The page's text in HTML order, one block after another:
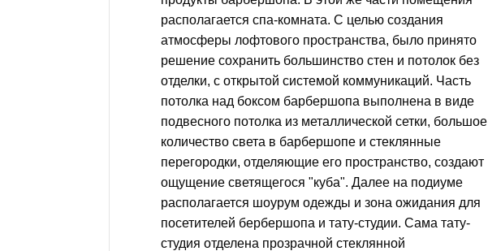
располагается спа-комната. С целью создания
атмосферы лофтового пространства, было принято
решение сохранить большинство стен и потолок без
отделки, с открытой системой коммуникаций. Часть
потолка над боксом барбершопа выполнена в виде
подвесного потолка из металлической сетки, большое
количество света в барбершопе и стеклянные
перегородки, отделяющие его пространство, создают
ощущение светящегося "куба". Далее на подиуме
располагается шоурум одежды и зона ожидания для
посетителей бербершопа и тату-студии. Сама тату-
студия отделена прозрачной стеклянной